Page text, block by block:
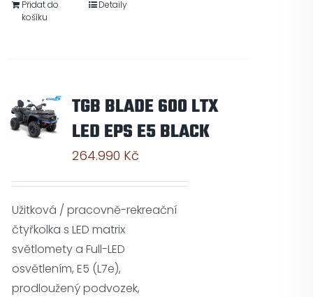
Přidat do
košíku
Detaily
TGB BLADE 600 LTX
LED EPS E5 BLACK
264.990 Kč
Užitková / pracovně-rekreační
čtyřkolka s LED matrix
světlomety a Full-LED
osvětlením, E5 (L7e),
prodloužený podvozek,